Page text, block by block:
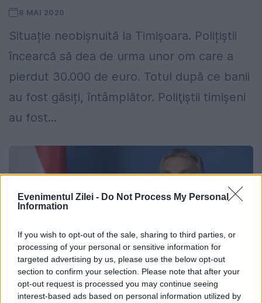
Evenimentul Zilei - Do Not Process My Personal
Information
If you wish to opt-out of the sale, sharing to third parties, or
processing of your personal or sensitive information for
targeted advertising by us, please use the below opt-out
section to confirm your selection. Please note that after your
opt-out request is processed you may continue seeing
interest-based ads based on personal information utilized by
8 MAI 2020
Situație neobișnuită la Timișoara. Polițiștii
încearcă să dea de urma unor om care a
pierdut 30.000 de euro. Totul după ce banii
au fost găsiți, întâmplător. Poliţiştii timişeni
au fost...